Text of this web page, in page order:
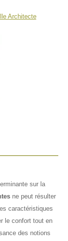
Architecte
sur la
ne peut résulter
caractéristiques
le confort tout en
des notions